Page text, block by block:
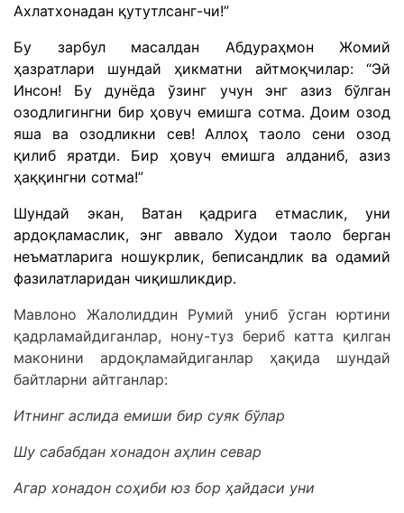
Ахлатхонадан қутутлсанг-чи!”
Бу зарбул масалдан Абдураҳмон Жомий
ҳазратлари шундай ҳикматни айтмоқчилар: “Эй
Инсон! Бу дунёда ўзинг учун энг азиз бўлган
озодлигингни бир ҳовуч емишга сотма. Доим озод
яша ва озодликни сев! Аллоҳ таоло сени озод
қилиб яратди. Бир ҳовуч емишга алданиб, азиз
ҳаққингни сотма!”
Шундай экан, Ватан қадрига етмаслик, уни
ардоқламаслик, энг аввало Худои таоло берган
неъматларига ношукрлик, беписандлик ва одамий
фазилатларидан чиқишликдир.
Мавлоно Жалолиддин Румий униб ўсган юртини
қадрламайдиганлар, нону-туз бериб катта қилган
маконини ардоқламайдиганлар ҳақида шундай
байтларни айтганлар:
Итнинг аслида емиши бир суяк бўлар
Шу сабабдан хонадон аҳлин севар
Агар хонадон соҳиби юз бор ҳайдаси уни